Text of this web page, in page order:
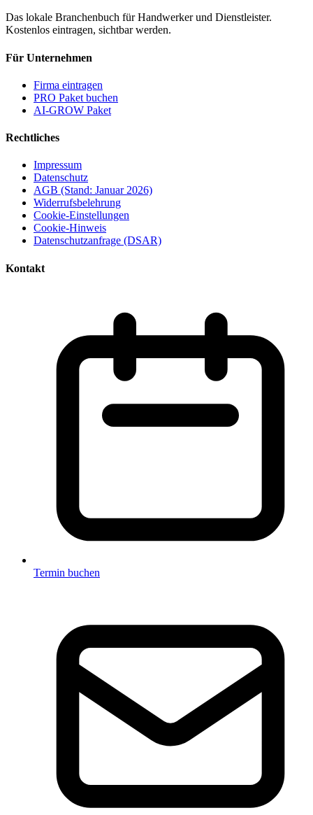
Das lokale Branchenbuch für Handwerker und Dienstleister.
Kostenlos eintragen, sichtbar werden.
Für Unternehmen
Firma eintragen
PRO Paket buchen
AI-GROW Paket
Rechtliches
Impressum
Datenschutz
AGB (Stand: Januar 2026)
Widerrufsbelehrung
Cookie-Einstellungen
Cookie-Hinweis
Datenschutzanfrage (DSAR)
Kontakt
Termin buchen